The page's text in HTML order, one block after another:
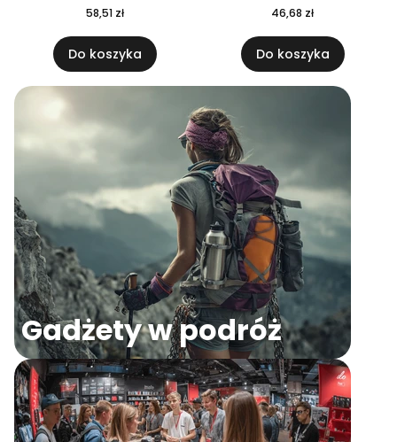
58,51 zł
Do koszyka
46,68 zł
Do koszyka
Gadżety w podróż